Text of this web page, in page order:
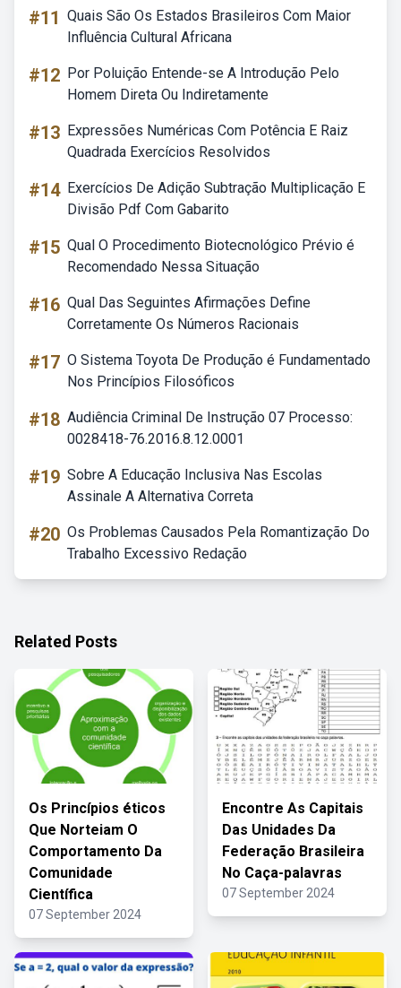
#11 Quais São Os Estados Brasileiros Com Maior
Influência Cultural Africana
#12 Por Poluição Entende-se A Introdução Pelo
Homem Direta Ou Indiretamente
#13 Expressões Numéricas Com Potência E Raiz
Quadrada Exercícios Resolvidos
#14 Exercícios De Adição Subtração Multiplicação E
Divisão Pdf Com Gabarito
#15 Qual O Procedimento Biotecnológico Prévio é
Recomendado Nessa Situação
#16 Qual Das Seguintes Afirmações Define
Corretamente Os Números Racionais
#17 O Sistema Toyota De Produção é Fundamentado
Nos Princípios Filosóficos
#18 Audiência Criminal De Instrução 07 Processo:
0028418-76.2016.8.12.0001
#19 Sobre A Educação Inclusiva Nas Escolas
Assinale A Alternativa Correta
#20 Os Problemas Causados Pela Romantização Do
Trabalho Excessivo Redação
Related Posts
Os Princípios éticos
Que Norteiam O
Comportamento Da
Comunidade
Científica
07 September 2024
Encontre As Capitais
Das Unidades Da
Federação Brasileira
No Caça-palavras
07 September 2024